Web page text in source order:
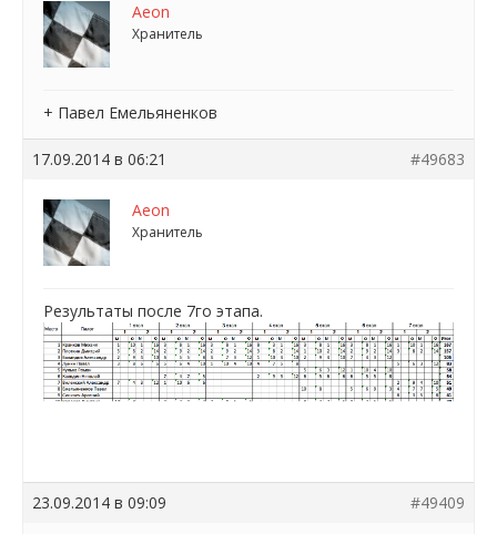
Aeon
Хранитель
+ Павел Емельяненков
17.09.2014 в 06:21 #49683
Aeon
Хранитель
Результаты после 7го этапа.
23.09.2014 в 09:09 #49409